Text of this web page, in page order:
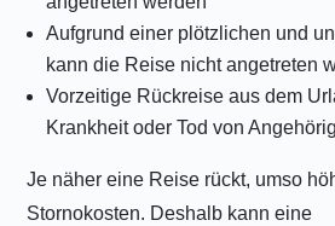
Aufgrund einer plötzlichen und
kann die Reise nicht angetreten
Vorzeitige Rückreise aus dem
Krankheit oder Tod von
Je näher eine Reise rückt, umso
Stornokosten. Deshalb kann eine